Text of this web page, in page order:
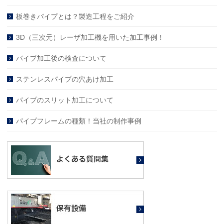
板巻きパイプとは？製造工程をご紹介
3D（三次元）レーザ加工機を用いた加工事例！
パイプ加工後の検査について
ステンレスパイプの穴あけ加工
パイプのスリット加工について
パイプフレームの種類！当社の制作事例